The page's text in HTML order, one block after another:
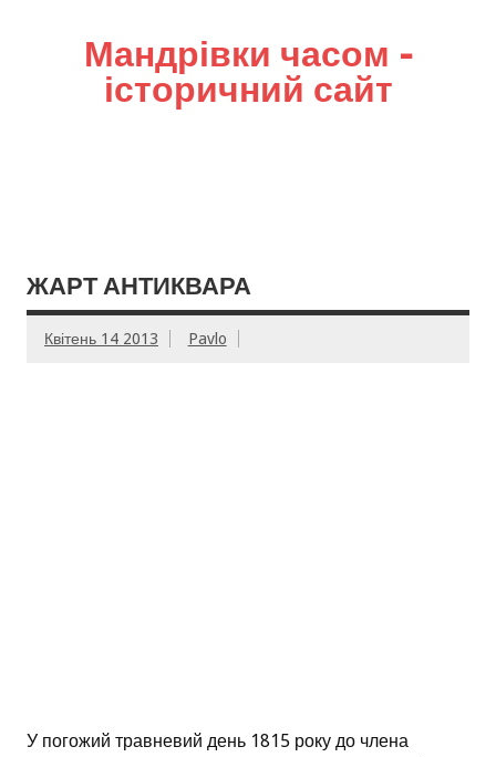
Мандрівки часом –
історичний сайт
ЖАРТ АНТИКВАРА
Квітень 14 2013 Pavlo
У погожий травневий день 1815 року до члена